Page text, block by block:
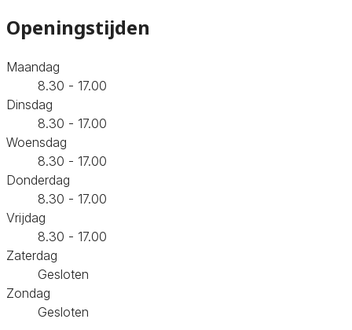
Openingstijden
Maandag
8.30 - 17.00
Dinsdag
8.30 - 17.00
Woensdag
8.30 - 17.00
Donderdag
8.30 - 17.00
Vrijdag
8.30 - 17.00
Zaterdag
Gesloten
Zondag
Gesloten